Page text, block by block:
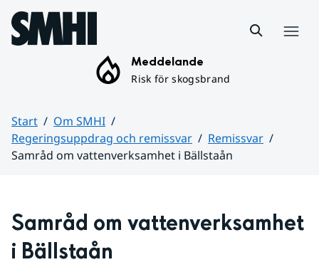
Hoppa till sidans innehåll
Meddelande
Risk för skogsbrand
Start
Om SMHI
Regeringsuppdrag och remissvar
Remissvar
Samråd om vattenverksamhet i Bällstaån
Samråd om vattenverksamhet
i Bällstaån